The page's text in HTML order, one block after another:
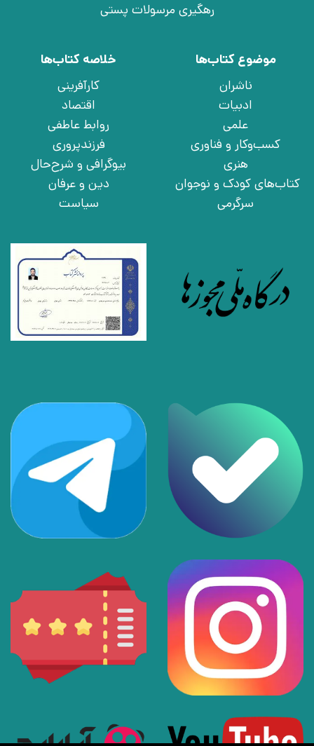
رهگیری مرسولات پستی
موضوع کتاب‌ها
ناشران
ادبیات
علمی
کسب‌وکار و فناوری
هنری
کتاب‌های کودک و نوجوان
سرگرمی
خلاصه کتاب‌ها
کارآفرینی
اقتصاد
روابط عاطفی
فرزندپروری
بیوگرافی و شرح‌حال
دین و عرفان
سیاست